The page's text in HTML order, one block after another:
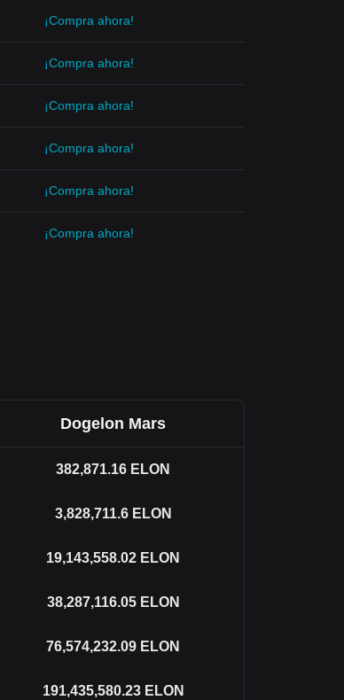
¡Compra ahora!
¡Compra ahora!
¡Compra ahora!
¡Compra ahora!
¡Compra ahora!
¡Compra ahora!
Dogelon Mars
382,871.16 ELON
3,828,711.6 ELON
19,143,558.02 ELON
38,287,116.05 ELON
76,574,232.09 ELON
191,435,580.23 ELON